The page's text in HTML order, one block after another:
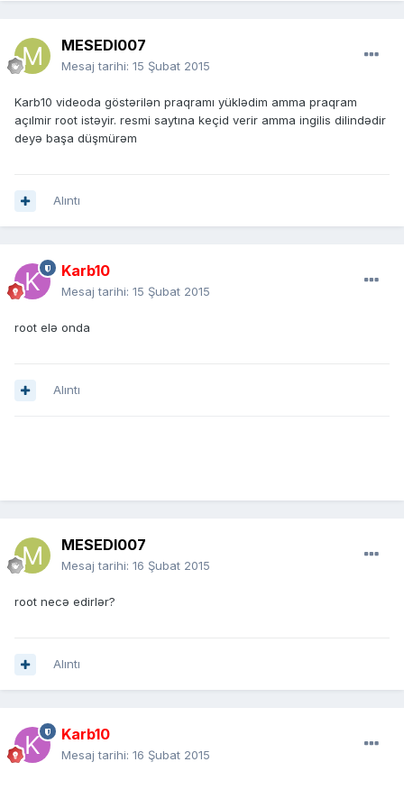
MESEDI007
Mesaj tarihi: 15 Şubat 2015
Karb10 videoda göstərilən praqramı yüklədim amma praqram
açılmir root istəyir. resmi saytına keçid verir amma ingilis dilindədir
deyə başa düşmürəm
Alıntı
Karb10
Mesaj tarihi: 15 Şubat 2015
root elə onda
Alıntı
MESEDI007
Mesaj tarihi: 16 Şubat 2015
root necə edirlər?
Alıntı
Karb10
Mesaj tarihi: 16 Şubat 2015